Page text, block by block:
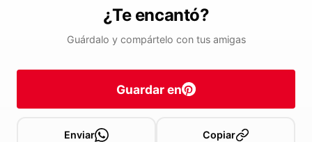
¿Te encantó?
Guárdalo y compártelo con tus amigas
Guardar en
Enviar Copiar